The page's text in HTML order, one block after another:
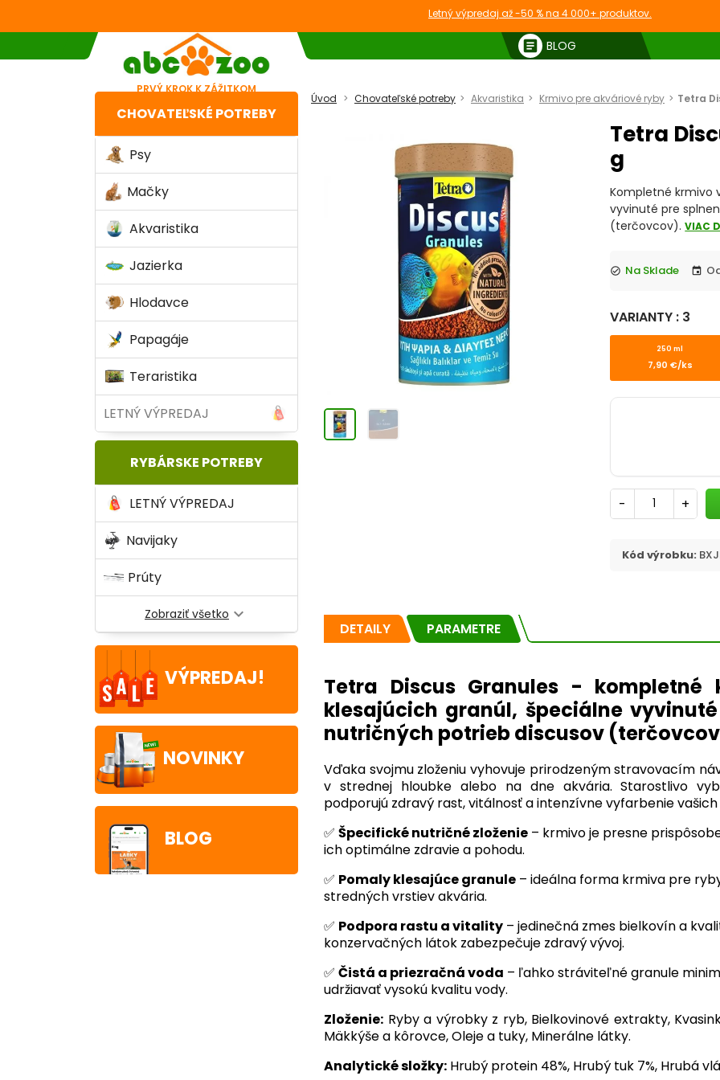
Letný výpredaj až -50 % na 4 000+ produktov.
PRVÝ KROK K ZÁŽITKOM
article BLOG
CHOVATEĽSKÉ POTREBY
Psy
Mačky
Akvaristika
Jazierka
Hlodavce
Papagáje
Teraristika
LETNÝ VÝPREDAJ
RYBÁRSKE POTREBY
LETNÝ VÝPREDAJ
Navijaky
Prúty
Zobraziť všetko expand_more
VÝPREDAJ!
NOVINKY
BLOG
Úvod Chovateľské potreby Akvaristika Krmivo pre akváriové ryby Tetra
Tetra
g
Kompletné krmivo
vyvinuté pre
(terčovcov).VIAC
check_circle Na Sklade event
VARIANTY : 3
250 ml
7,90 €/ks
- +
Kód výrobku:
DETAILY PARAMETRE
Tetra Discus Granules -
klesajúcich granúl, špeciálne
nutričných potrieb discusov
Vďaka svojmu zloženiu vyhovuje prirodzeným stravovacím
v strednej hloubke alebo na dne akvária. Starostlivo
podporujú zdravý rast, vitálnosť a intenzívne vyfarbenie
✅ Špecifické nutričné zloženie – krmivo je presne
ich optimálne zdravie a pohodu.
✅ Pomaly klesajúce granule – ideálna forma krmiva pre
stredných vrstiev akvária.
✅ Podpora rastu a vitality – jedinečná zmes bielkovín a
konzervačných látok zabezpečuje zdravý vývoj.
✅ Čistá a priezračná voda – ľahko stráviteľné granule
udržiavať vysokú kvalitu vody.
Zloženie: Ryby a výrobky z ryb, Bielkovinové extrakty,
Mäkkýše a kôrovce, Oleje a tuky, Minerálne látky.
Analytické složky: Hrubý protein 48%, Hrubý tuk 7%, Hrubá